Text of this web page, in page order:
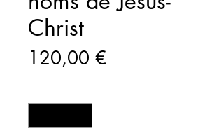
Christ
120,00 €